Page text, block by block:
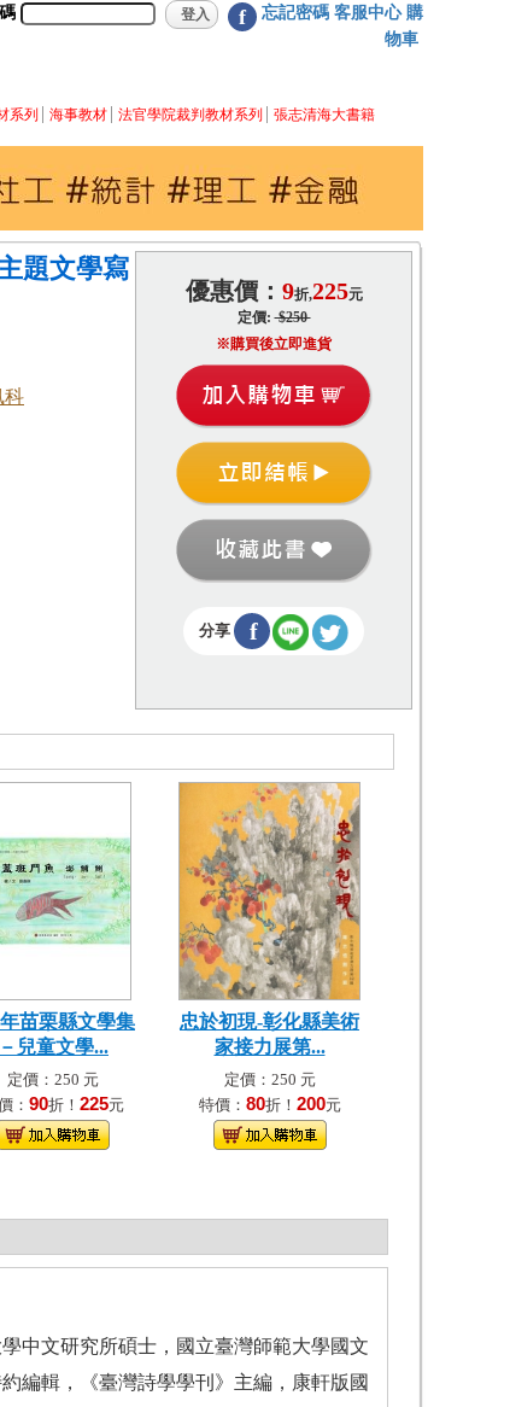
f 忘記密碼 客服中心 購
物車
系列 海事教材 法官學院裁判教材系列 張志清海大書籍
題文學寫
科
優惠價： 9折,225元
定價:$250
※購買後立即進貨
分享 f
苗栗縣文學集
－兒童文學...
定價：250 元
： 90折！ 225元
忠於初現-彰化縣美術
家接力展第...
定價：250 元
特價： 80折！ 200元
中文研究所碩士，國立臺灣師範大學國文
編輯，《臺灣詩學學刊》主編，康軒版國